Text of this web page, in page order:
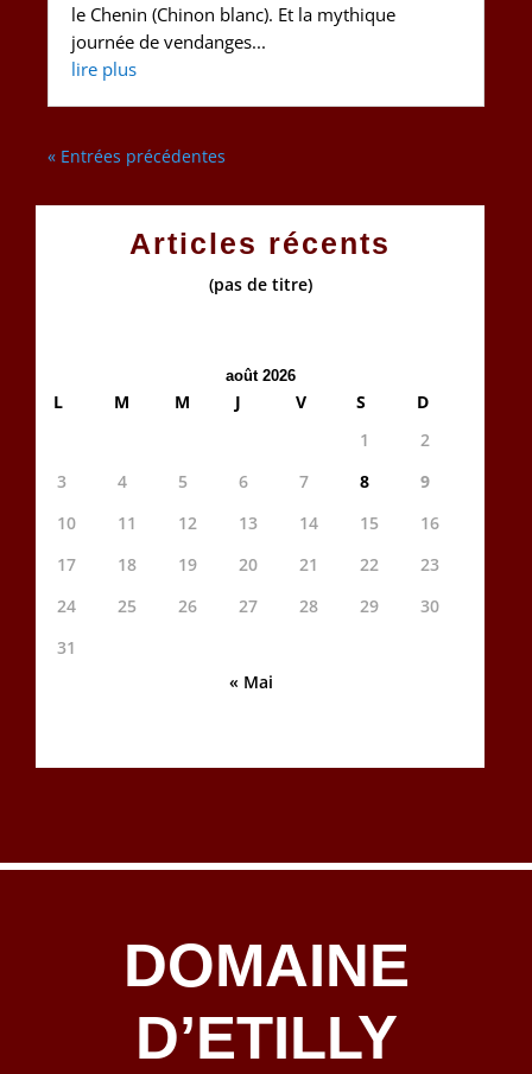
le Chenin (Chinon blanc). Et la mythique
journée de vendanges...
lire plus
« Entrées précédentes
Articles récents
(pas de titre)
août 2026
L M M J V S
D
1
2
3
4 5 6 7 8
9
10
11 12 13 14 15
16
17
18 19 20 21 22
23
24
25 26 27 28 29
30
31
« Mai
DOMAINE
D’ETILLY